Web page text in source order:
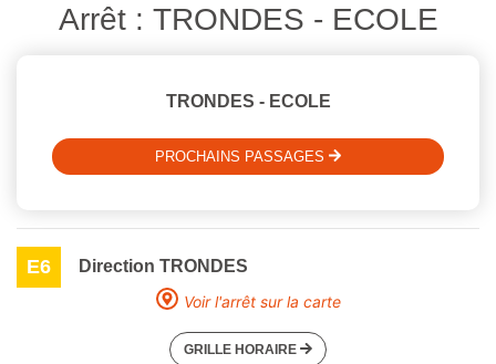
Arrêt : TRONDES - ECOLE
TRONDES - ECOLE
PROCHAINS PASSAGES
E6
Direction TRONDES
Voir l'arrêt sur la carte
GRILLE HORAIRE